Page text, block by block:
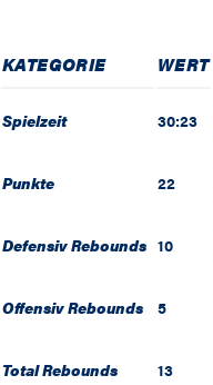
KATEGORIE WERT
Spielzeit 30:23
Punkte 22
Defensiv Rebounds 10
Offensiv Rebounds 5
Total Rebounds 13